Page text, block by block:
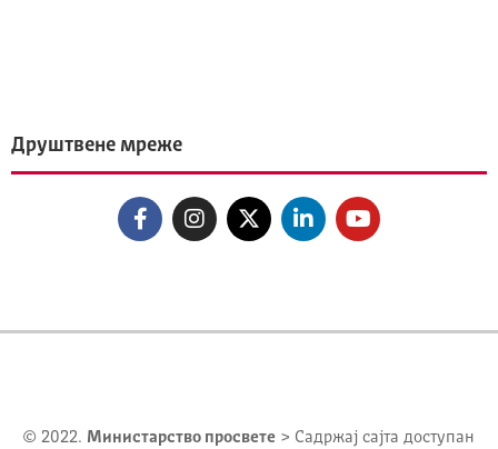
Друштвене мреже
© 2022. Министарство просвете > Садржај сајта доступан